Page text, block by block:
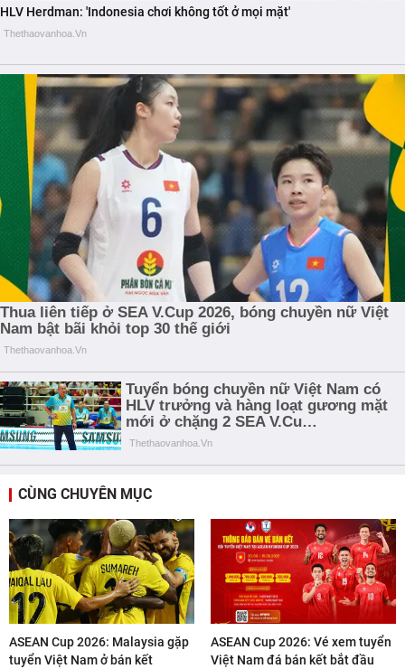
CÙNG CHUYÊN MỤC
ASEAN Cup 2026: Malaysia gặp
tuyển Việt Nam ở bán kết
ASEAN Cup 2026: Vé xem tuyển
Việt Nam đá bán kết bắt đầu